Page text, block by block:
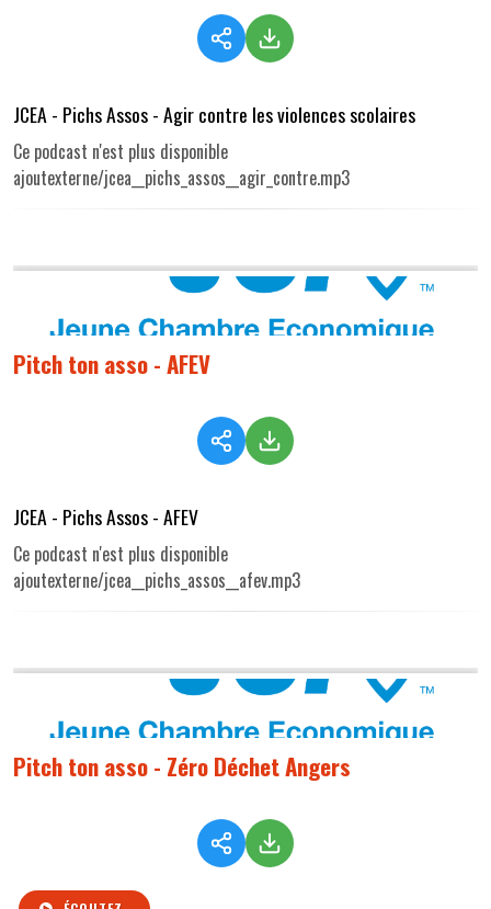
JCEA - Pichs Assos - Agir contre les violences scolaires
Ce podcast n'est plus disponible
ajoutexterne/jcea__pichs_assos__agir_contre.mp3
Pitch ton asso - AFEV
JCEA - Pichs Assos - AFEV
Ce podcast n'est plus disponible
ajoutexterne/jcea__pichs_assos__afev.mp3
Pitch ton asso - Zéro Déchet Angers